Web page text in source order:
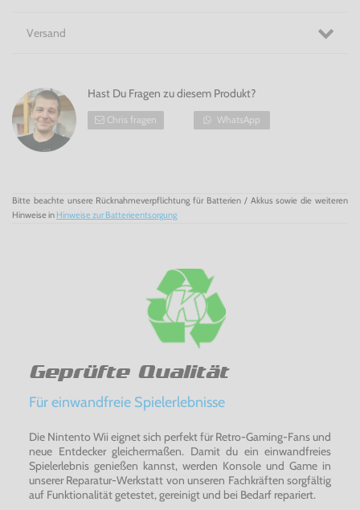
Versand
Hast Du Fragen zu diesem Produkt?
Chris fragen WhatsApp
Bitte beachte unsere Rücknahmeverpflichtung für Batterien / Akkus sowie die weiteren
Hinweise in Hinweise zur Batterieentsorgung
Geprüfte Qualität
Für einwandfreie Spielerlebnisse
Die Nintento Wii eignet sich perfekt für Retro-Gaming-Fans und
neue Entdecker gleichermaßen. Damit du ein einwandfreies
Spielerlebnis genießen kannst, werden Konsole und Game in
unserer Reparatur-Werkstatt von unseren Fachkräften sorgfältig
auf Funktionalität getestet, gereinigt und bei Bedarf repariert.